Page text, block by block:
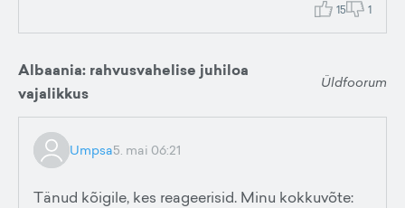
15 1
Albaania: rahvusvahelise juhiloa
vajalikkus
Üldfoorum
Umpsa5. mai 06:21
Tänud kõigile, kes reageerisid. Minu kokkuvõte: